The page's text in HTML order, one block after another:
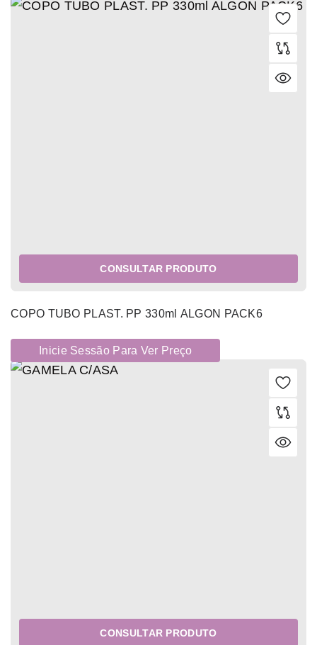
CONSULTAR PRODUTO
COPO TUBO PLAST. PP 330ml ALGON PACK6
Inicie Sessão Para Ver Preço
CONSULTAR PRODUTO